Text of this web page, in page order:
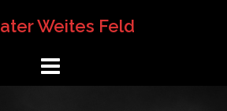
Weites Feld